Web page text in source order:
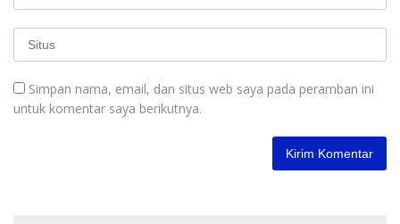
Simpan nama, email, dan situs web saya pada peramban ini
untuk komentar saya berikutnya.